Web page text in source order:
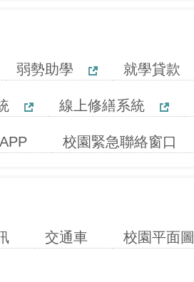
弱勢助學 就學貸款
線上修繕系統
校園緊急聯絡窗口
交通車 校園平面圖